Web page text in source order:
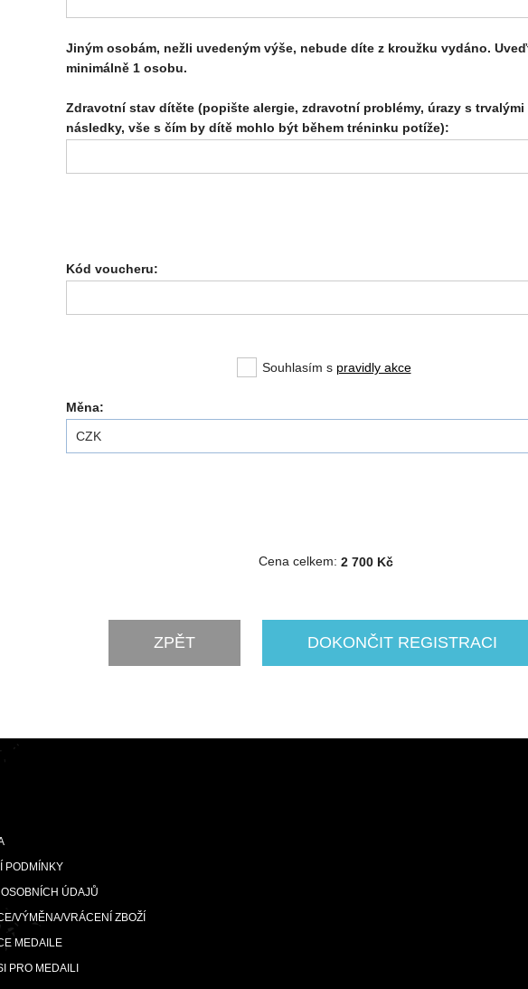
Jiným osobám, nežli uvedeným výše, nebude díte z kroužku vydáno.
minimálně 1 osobu.
Zdravotní stav dítěte (popište alergie, zdravotní problémy, úrazy s trvalými
následky, vše s čím by dítě mohlo být během tréninku potíže):
Kód voucheru:
Souhlasím s pravidly akce
Měna:
CZK
Cena celkem: 2 700 Kč
ZPĚT DOKONČIT REGISTRACI
PODMÍNKY
ÚDAJŮ
VÝMĚNA/VRÁCENÍ ZBOŽÍ
MEDAILE
PRO MEDAILI